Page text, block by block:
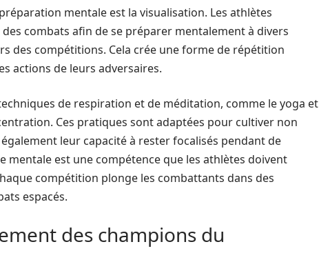
mentale est la visualisation. Les athlètes
combats afin de se préparer mentalement à divers
des compétitions. Cela crée une forme de répétition
actions de leurs adversaires.
de respiration et de méditation, comme le yoga et
Ces pratiques sont adaptées pour cultiver non
leur capacité à rester focalisés pendant de
mentale est une compétence que les athlètes doivent
compétition plonge les combattants dans des
espacés.
des champions du